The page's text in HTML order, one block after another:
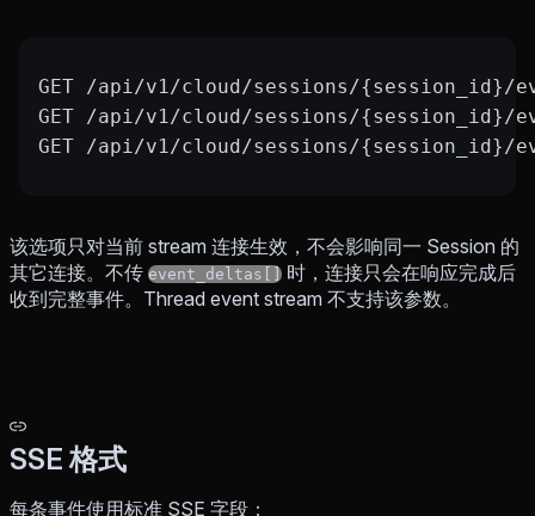
GET /api/v1/cloud/sessions/{session_id}/
GET /api/v1/cloud/sessions/{session_id}/
GET /api/v1/cloud/sessions/{session_id}/
该选项只对当前 stream 连接生效，不会影响同一 Session 的
其它连接。不传 event_deltas[] 时，连接只会在响应完成后
收到完整事件。Thread event stream 不支持该参数。
SSE 格式
每条事件使用标准 SSE 字段：